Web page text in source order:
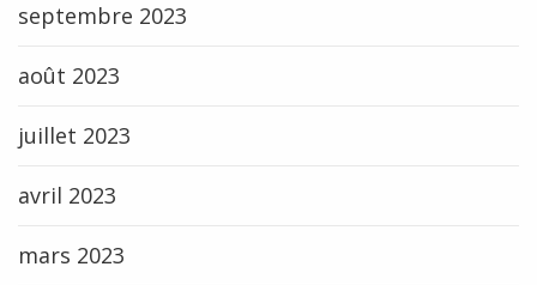
septembre 2023
août 2023
juillet 2023
avril 2023
mars 2023